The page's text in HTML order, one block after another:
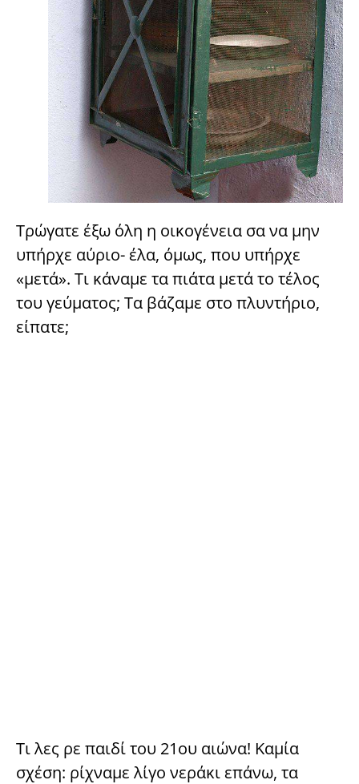
Τρώγατε έξω όλη η οικογένεια σα να μην
υπήρχε αύριο- έλα, όμως, που υπήρχε
«μετά». Τι κάναμε τα πιάτα μετά το τέλος
του γεύματος; Τα βάζαμε στο πλυντήριο,
είπατε;
Τι λες ρε παιδί του 21ου αιώνα! Καμία
σχέση: ρίχναμε λίγο νεράκι επάνω, τα